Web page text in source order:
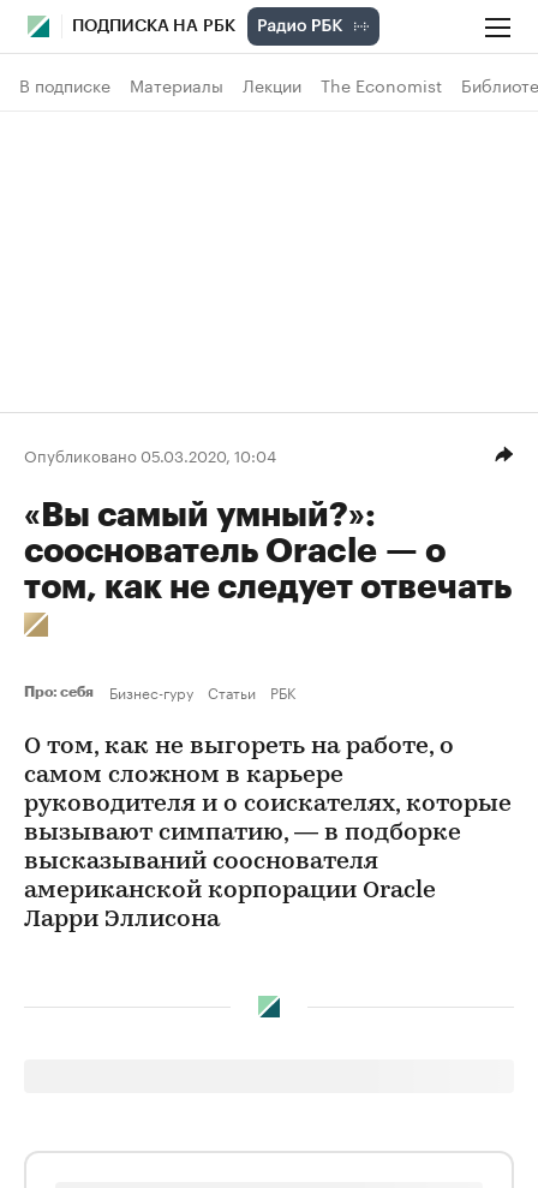
ПОДПИСКА НА РБК
В подписке Материалы Лекции The Economist
Опубликовано 05.03.2020, 10:04
«Вы самый умный?»:
сооснователь Oracle — о
том, как не следует отвечать
Про: себя Бизнес-гуру Статьи РБК
О том, как не выгореть на работе, о
самом сложном в карьере
руководителя и о соискателях, которые
вызывают симпатию, — в подборке
высказываний сооснователя
американской корпорации Oracle
Ларри Эллисона